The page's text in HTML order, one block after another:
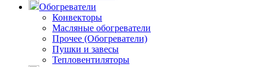
Обогреватели
Конвекторы
Масляные обогреватели
Прочее (Обогреватели)
Пушки и завесы
Тепловентиляторы